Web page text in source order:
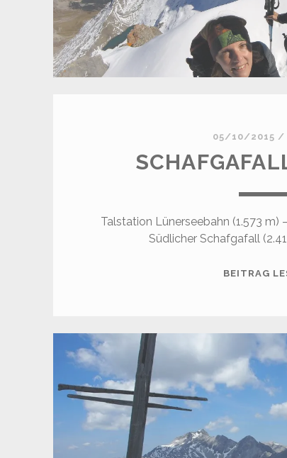
05/10/2015 /
Talstation Lünerseebahn (1.573 m)
Südlicher Schafgafall
BEITRAG